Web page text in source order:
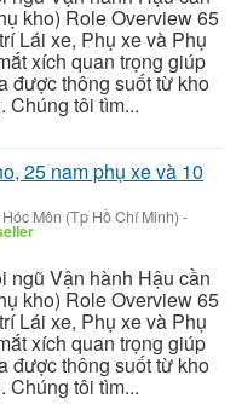
kho) Role Overview 65
Lái xe, Phụ xe và Phụ
xích quan trọng giúp
được thông suốt từ kho
Chúng tôi tìm...
25 nam phụ xe và 10
Hóc Môn (Tp Hồ Chí Minh) -
ngũ Vận hành Hậu cần
kho) Role Overview 65
Lái xe, Phụ xe và Phụ
xích quan trọng giúp
được thông suốt từ kho
Chúng tôi tìm...